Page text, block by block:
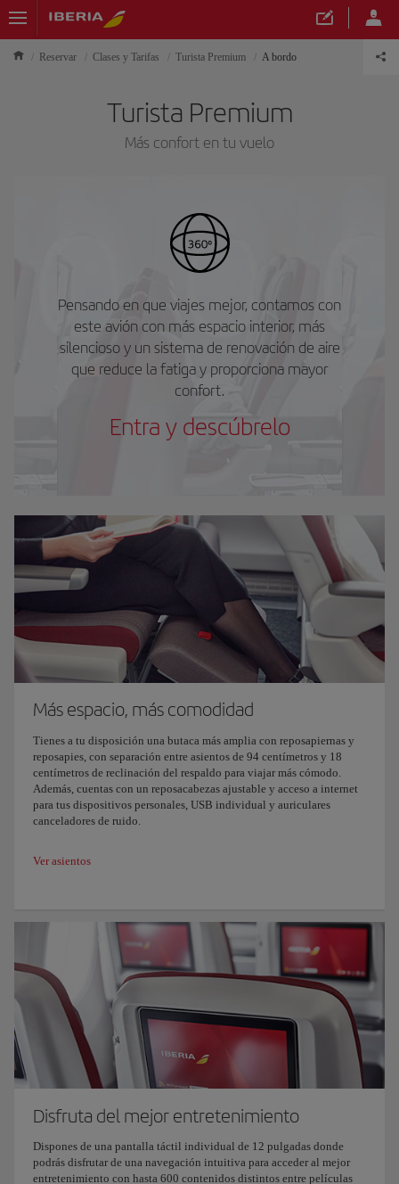
Reservar Clases y Tarifas Turista Premium A bordo
Turista Premium
Más confort en tu vuelo
Pensando en que viajes mejor, contamos con
este avión con más espacio interior, más
silencioso y un sistema de renovación de aire
que reduce la fatiga y proporciona mayor
confort.
Entra y descúbrelo
Más espacio, más comodidad
Tienes a tu disposición una butaca más amplia con reposapiernas y
reposapies, con separación entre asientos de 94 centímetros y 18
centímetros de reclinación del respaldo para viajar más cómodo.
Además, cuentas con un reposacabezas ajustable y acceso a internet
para tus dispositivos personales, USB individual y auriculares
canceladores de ruido.
Ver asientos
Disfruta del mejor entretenimiento
Dispones de una pantalla táctil individual de 12 pulgadas donde
podrás disfrutar de una navegación intuitiva para acceder al mejor
entretenimiento con hasta 600 contenidos distintos entre películas